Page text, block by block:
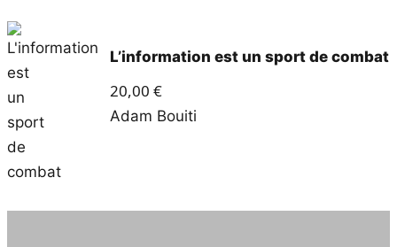
L’information est un sport de combat
20,00 €
Adam Bouiti